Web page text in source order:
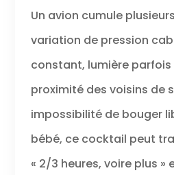
Un avion cumule
variation de pression
constant, lumière parfois
proximité des voisins de
impossibilité de bouger
bébé, ce cocktail peut
« 2/3 heures, voire plus »